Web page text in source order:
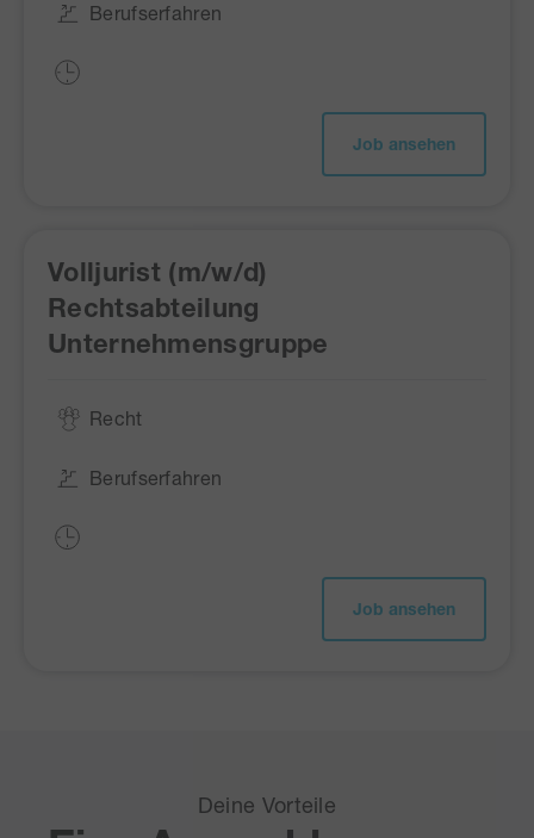
Berufserfahren
Job ansehen
Volljurist (m/w/d)
Rechtsabteilung
Unternehmensgruppe
Recht
Berufserfahren
Job ansehen
Deine Vorteile